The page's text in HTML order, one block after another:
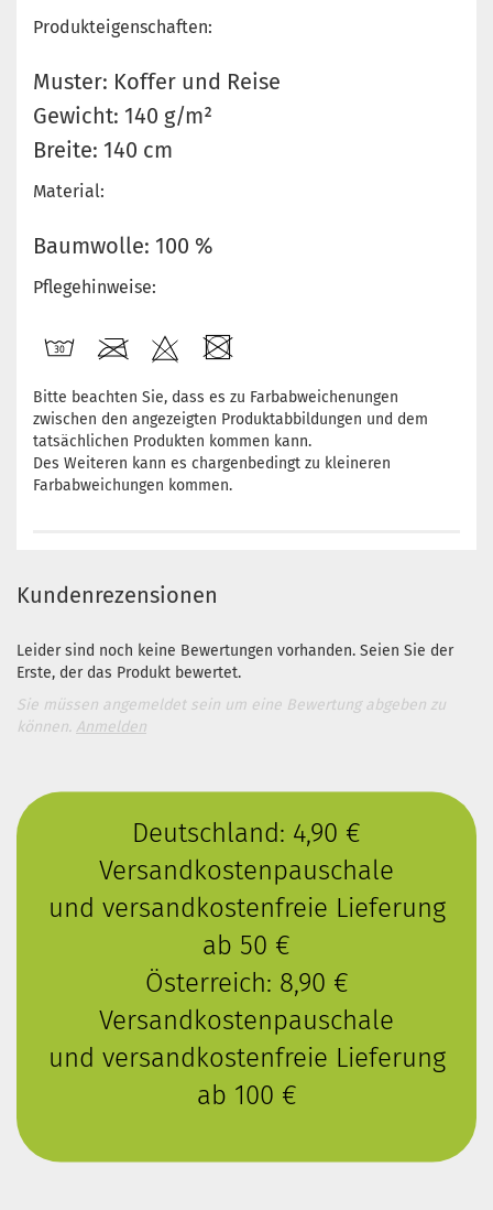
Produkteigenschaften:
Muster: Koffer und Reise
Gewicht: 140 g/m²
Breite: 140 cm
Material:
Baumwolle: 100 %
Pflegehinweise:
Bitte beachten Sie, dass es zu Farbabweichenungen
zwischen den angezeigten Produktabbildungen und dem
tatsächlichen Produkten kommen kann.
Des Weiteren kann es chargenbedingt zu kleineren
Farbabweichungen kommen.
Kundenrezensionen
Leider sind noch keine Bewertungen vorhanden. Seien Sie der
Erste, der das Produkt bewertet.
Sie müssen angemeldet sein um eine Bewertung abgeben zu
können. Anmelden
Deutschland: 4,90 €
Versandkostenpauschale
und versandkostenfreie Lieferung
ab 50 €
Österreich: 8,90 €
Versandkostenpauschale
und versandkostenfreie Lieferung
ab 100 €